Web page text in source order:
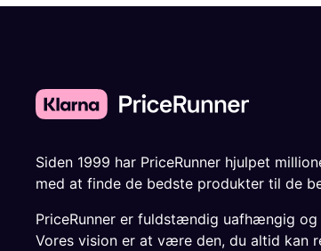
Siden 1999 har PriceRunner hjulpet
med at finde de bedste produkter til de
PriceRunner er fuldstændig uafhængig
Vores vision er at være den, du altid kan